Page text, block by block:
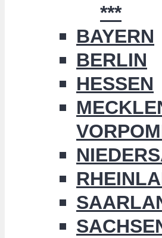
***
BAYERN
BERLIN
HESSEN